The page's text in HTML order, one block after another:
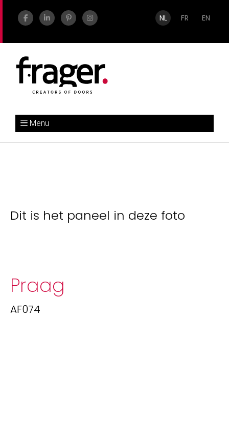
NL FR EN
Menu
Dit is het paneel in deze foto
Praag
AF074